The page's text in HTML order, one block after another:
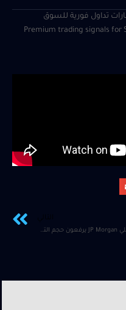
تداول فورية للسوق
محللي JP Morgan يرفعون حجم التوقعات لسهم LNG من 156$ الى 214$